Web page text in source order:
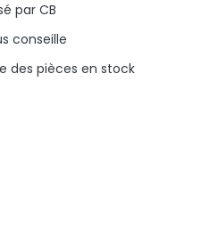
par CB
conseille
des pièces en stock